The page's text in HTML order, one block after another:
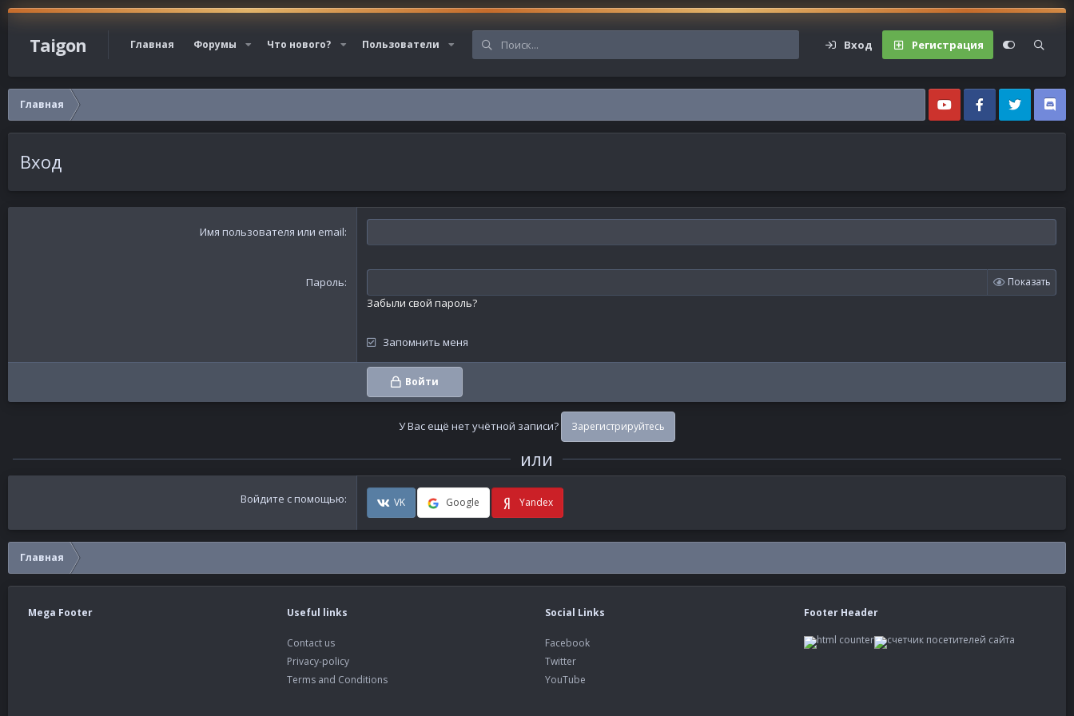
Taigon Главная Форумы Что нового? Пользователи Вход Регистрация
Главная
Вход
Имя пользователя или email
Пароль Показать
Забыли свой пароль?
Запомнить меня
Войти
У Вас ещё нет учётной записи? Зарегистрируйтесь
или
Войдите с помощью VK Google Yandex
Главная
Mega Footer Useful links
Contact us
Privacy-policy
Terms and Conditions
Social Links
Facebook
Twitter
YouTube
Footer Header